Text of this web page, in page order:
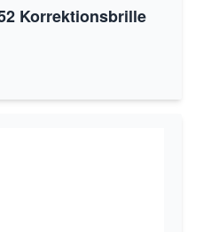
Korrektionsbrille